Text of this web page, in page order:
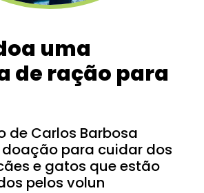
uma
de ração para
de Carlos Barbosa
para cuidar dos
e gatos que estão
pelos volun